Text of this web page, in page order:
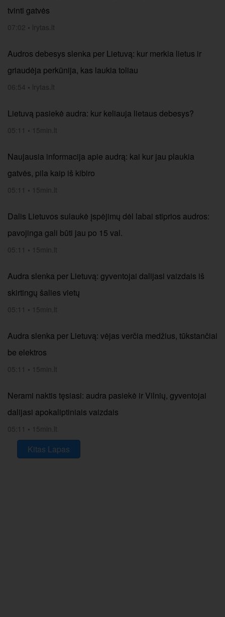
tvinti gatvės
07:02 • lrytas.lt
Audros debesys slenka per Lietuvą: kur merkia lietus ir
griaudėja perkūnija, kas laukia toliau
06:54 • lrytas.lt
Lietuvą pasiekė audra: kur keliauja lietaus debesys?
05:11 • 15min.lt
Naujausia informacija apie audrą: kai kur jau plaukia
gatvės, pila kaip iš kibiro
05:11 • 15min.lt
Dalis Lietuvos sulaukė įspėjimų dėl labai stiprios audros:
pavojinga gali būti jau po 15 val.
05:11 • 15min.lt
Audra slenka per Lietuvą: gyventojai dalijasi vaizdais iš
skirtingų šalies vietų
05:11 • 15min.lt
Audra slenka per Lietuvą: vėjas verčia medžius, tūkstančiai
be elektros
05:11 • 15min.lt
Nerami naktis tęsiasi: audra pasiekė ir Vilnių, gyventojai
dalijasi apokaliptiniais vaizdais
05:11 • 15min.lt
Kitas Lapas